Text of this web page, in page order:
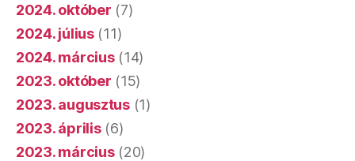
2024. október (7)
2024. július(11)
2024. március(14)
2023. október (15)
2023. augusztus(1)
2023. április(6)
2023. március(20)